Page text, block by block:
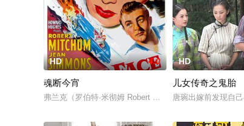
HD 4.0
魂断今宵
弗兰克（罗伯特·米彻姆 Robert Mitchum 饰）是一名救护
HD
儿女传奇之鬼胎
唐琬出嫁前发现自